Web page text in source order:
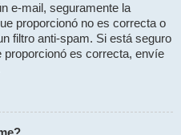
e-mail, seguramente la
proporcionó no es correcta o
filtro anti-spam. Si está seguro
proporcionó es correcta, envíe